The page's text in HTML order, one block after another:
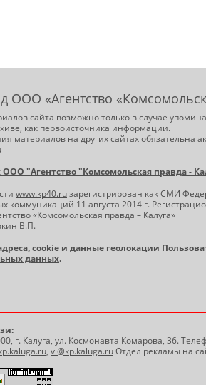
ООО «Агентство
сайта возможно только в случае
как первоисточника информации.
материалов на других сайтах обязательна
"Агентство "Комсомольская правда -
www.kp40.ruзарегистрирован как СМИ
коммуникаций 11 августа 2014 г.
«Комсомольская правда – Калуга»
В.П.
cookie и данные геолокации
данных.
г. Калуга, ул. Космонавта Комарова, 36.
, vi@kp.kaluga.ruОтдел рекламы на